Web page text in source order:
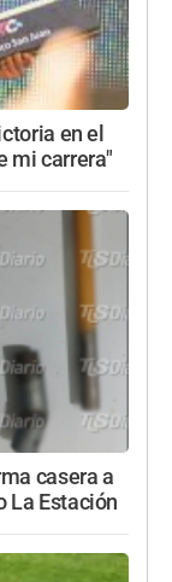
en el
mi carrera"
casera a
La Estación